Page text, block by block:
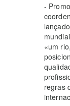
-
«um
regras